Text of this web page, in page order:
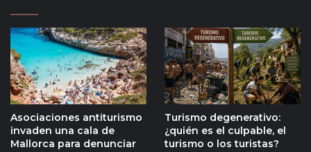
Asociaciones antiturismo
invaden una cala de
Mallorca para denunciar
Turismo degenerativo:
¿quién es el culpable, el
turismo o los turistas?